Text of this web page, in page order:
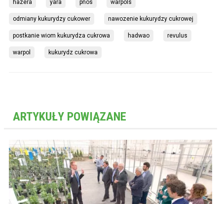
hazera yara pnos warpols
odmiany kukurydzy cukower nawozenie kukurydzy cukrowej
postkanie wiom kukurydza cukrowa hadwao revulus
warpol kukurydz cukrowa
ARTYKUŁY POWIĄZANE